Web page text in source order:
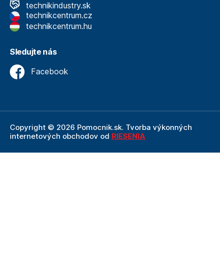
technikindustry.sk
technikcentrum.cz
technikcentrum.hu
Sledujte nás
Facebook
Copyright © 2026 Pomocnik.sk. Tvorba výkonných
internetových obchodov od RIESENIA